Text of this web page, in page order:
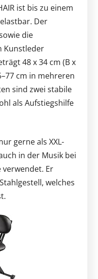
ist bis zu einem
Der
die
Kunstleder
48 x 34 cm (B x
cm in mehreren
sind zwei stabile
als Aufstiegshilfe
gerne als XXL-
in der Musik bei
Er
welches